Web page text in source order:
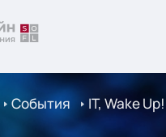
События IT, Wake